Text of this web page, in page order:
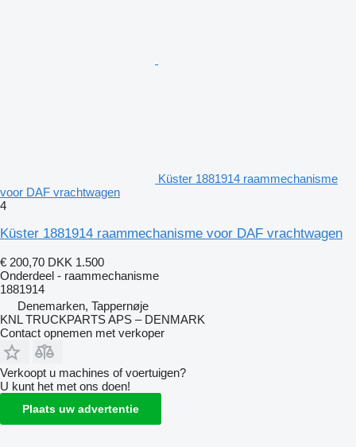
Küster 1881914 raammechanisme
voor DAF vrachtwagen
4
Küster 1881914 raammechanisme voor DAF vrachtwagen
€ 200,70 DKK 1.500
Onderdeel - raammechanisme
1881914
Denemarken, Tappernøje
KNL TRUCKPARTS APS – DENMARK
Contact opnemen met verkoper
Verkoopt u machines of voertuigen?
U kunt het met ons doen!
Plaats uw advertentie